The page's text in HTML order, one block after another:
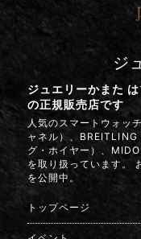
ジ
ジュエリーかまた
の正規販売店です
人気のスマートウォッ
ャネル）、
グ・ホイヤー）、
を取り扱っています。
を公開中。
トップページ